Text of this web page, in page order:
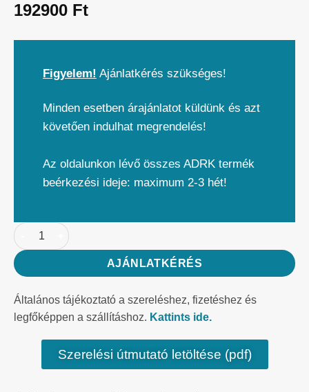
192900 Ft
Figyelem! Ajánlatkérés szükséges!
Minden esetben árajánlatot küldünk és azt
követően indulhat megrendelés!
Az oldalunkon lévő összes ADRK termék
beérkezési ideje: maximum 2-3 hét!
AJÁNLATKÉRÉS
Általános tájékoztató a szereléshez, fizetéshez és
legfőképpen a szállításhoz. Kattints ide.
Szerelési útmutató letöltése (pdf)